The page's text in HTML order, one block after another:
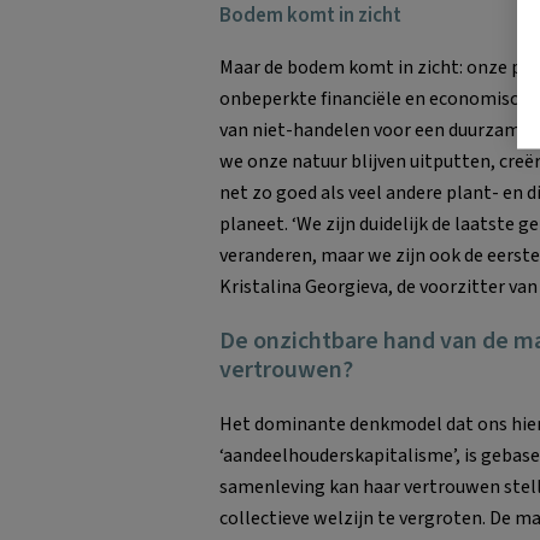
Bodem komt in zicht
Maar de bodem komt in zicht: onze
onbeperkte financiële en
van niet-handelen voor een duurzame
we onze natuur blijven uitputten,
net zo goed als veel andere plant- en
planeet. ‘We zijn duidelijk de laatste
veranderen, maar we zijn ook de
Kristalina Georgieva, de voorzitter van
De onzichtbare hand van de
vertrouwen?
Het dominante denkmodel dat ons
‘aandeelhouderskapitalisme’, is
samenleving kan haar vertrouwen
collectieve welzijn te vergroten. De